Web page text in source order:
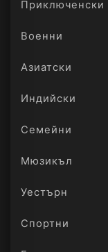
Приключенски
Военни
Азиатски
Индийски
Семейни
Мюзикъл
Уестърн
Спортни